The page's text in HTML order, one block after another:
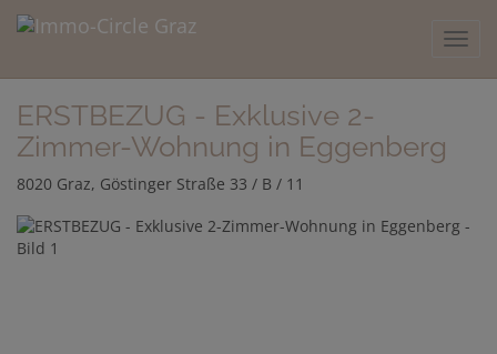
ERSTBEZUG - Exklusive 2-
Zimmer-Wohnung in Eggenberg
8020 Graz, Göstinger Straße 33 / B / 11